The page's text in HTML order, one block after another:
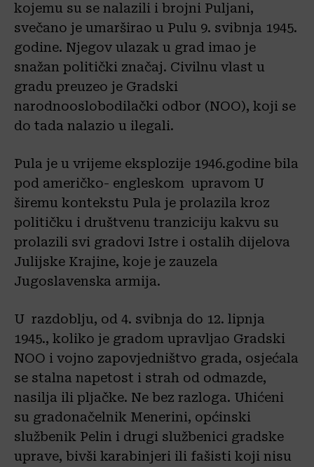
kojemu su se nalazili i brojni Puljani,
svečano je umarširao u Pulu 9. svibnja 1945.
godine. Njegov ulazak u grad imao je
snažan politički značaj. Civilnu vlast u
gradu preuzeo je Gradski
narodnooslobodilački odbor (NOO), koji se
do tada nalazio u ilegali.
Pula je u vrijeme eksplozije 1946.godine bila
pod američko- engleskom upravom U
širemu kontekstu Pula je prolazila kroz
političku i društvenu tranziciju kakvu su
prolazili svi gradovi Istre i ostalih dijelova
Julijske Krajine, koje je zauzela
Jugoslavenska armija.
U razdoblju, od 4. svibnja do 12. lipnja
1945., koliko je gradom upravljao Gradski
NOO i vojno zapovjedništvo grada, osjećala
se stalna napetost i strah od odmazde,
nasilja ili pljačke. Ne bez razloga. Uhićeni
su gradonačelnik Menerini, općinski
službenik Pelin i drugi službenici gradske
uprave, bivši karabinjeri ili fašisti koji nisu